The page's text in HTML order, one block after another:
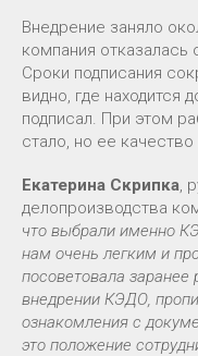
Внедрение заняло
компания
Сроки подписания
видно, где находится
подписал. При этом
стало, но ее
Екатерина Скрипка,
делопроизводства
что выбрали именно
нам очень легким и
посоветовала
внедрении КЭДО,
ознакомления с
это положение